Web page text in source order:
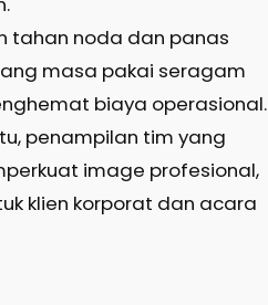
tahan noda dan panas
masa pakai seragam
biaya operasional.
penampilan tim yang
image profesional,
klien korporat dan acara